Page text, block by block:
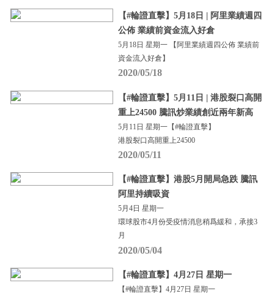
【#輪證直擊】5月18日 | 阿里業績週四
公佈 業績前資金流入好倉
5月18日 星期一 【阿里業績週四公佈 業績前
資金流入好倉】
2020/05/18
【#輪證直擊】5月11日 | 港股裂口高開
重上24500 騰訊炒業績創近兩年新高
5月11日 星期一【#輪證直擊】
港股裂口高開重上24500
2020/05/11
【#輪證直擊】港股5月開局急跌 騰訊
阿里持續吸資
5月4日 星期一
環球股市4月份受疫情消息稍爲緩和，承接3
月
2020/05/04
【#輪證直擊】4月27日 星期一
【#輪證直擊】4月27日 星期一